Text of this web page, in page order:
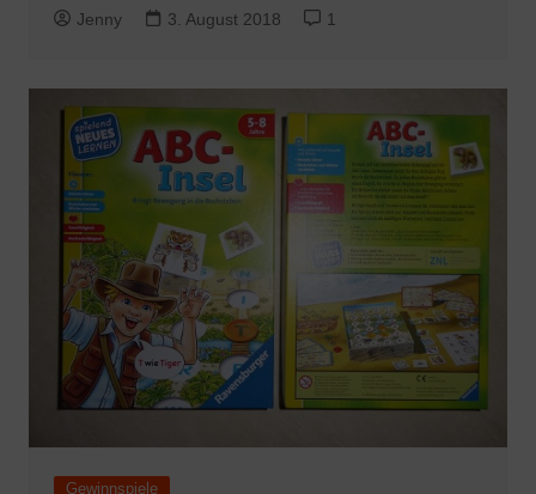
Jenny 3. August 2018 1
Gewinnspiele